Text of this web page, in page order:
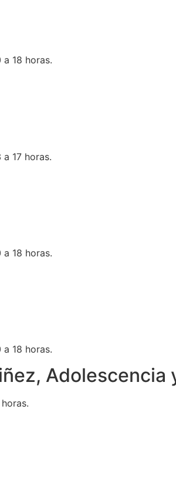
18 horas.
17 horas.
18 horas.
18 horas.
Adolescencia